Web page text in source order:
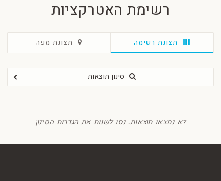
רשימת האטרקציות
תצוגת רשימה תצוגת מפה
סינון תוצאות
-- לא נמצאו תוצאות. נסו לשנות את הגדרות הסינון --